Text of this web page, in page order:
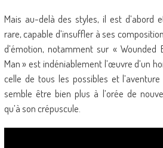
Mais au-delà des styles, il est d’abord
rare, capable d’insuffler à ses
d’émotion, notamment sur « Wounded
Man » est indéniablement l’œuvre d’un
celle de tous les possibles et
semble être bien plus à l’orée de
qu’à son crépuscule.